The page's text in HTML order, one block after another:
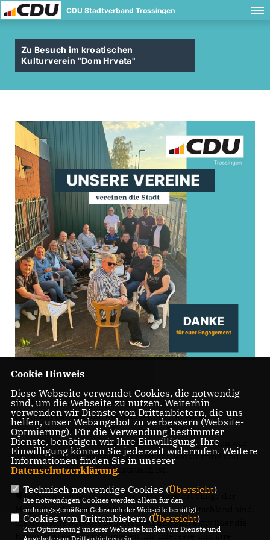
CDU Stadtverband Trossingen
Zu Besuch im kroatischen
Kulturverein "Dom Hrvata"
Wir hatten das Vergnügen, die wunderbare
Gastfreundschaft und die reiche Kultur unserer
kroatischen Freunde 🇭🇷 zu erleben. Mit leckeren
kroatischen Spezialitäten und herzlichen Gesprächen war
es ein Abend, der uns allen gezeigt hat, wie wertvoll und
bereichernd kultureller Austausch ist.
🗣️💬 Beeindruckend war auch, wie engagiert einige der
Mitglieder, die erst seit ein paar Jahren in Deutschland sind,
die deutsche Sprache beherrschen und sich aktiv über die
Kommunalwahlen informieren. Ihr Interesse und ihre
Cookie Hinweis
Diese Webseite verwendet Cookies, die notwendig
sind, um die Webseite zu nutzen. Weiterhin
verwenden wir Dienste von Drittanbietern, die uns
helfen, unser Webangebot zu verbessern (Website-
Optmierung). Für die Verwendung bestimmter
Dienste, benötigen wir Ihre Einwilligung. Ihre
Einwilligung können Sie jederzeit widerrufen. Weitere
Informationen finden Sie in unserer
Datenschutzerklärung.
Technisch notwendige Cookies (Übersicht)
Die notwendigen Cookies werden allein für den
ordnungsgemäßen Gebrauch der Webseite benötigt.
Cookies von Drittanbietern (Übersicht)
Zur Optimierung unserer Webseite binden wir Dienste und